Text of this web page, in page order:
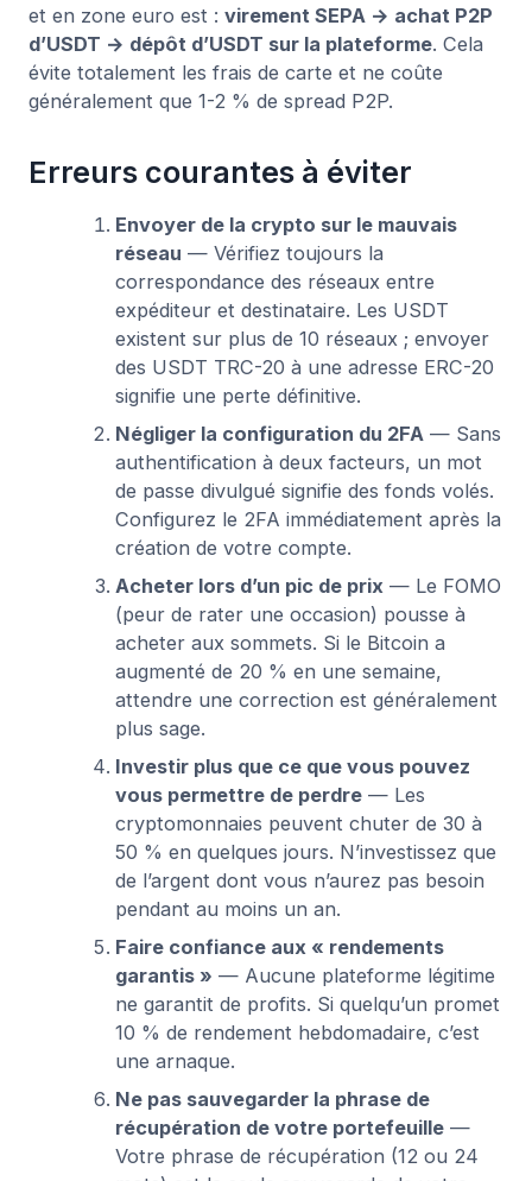
et en zone euro est : virement SEPA → achat P2P
d’USDT → dépôt d’USDT sur la plateforme. Cela
évite totalement les frais de carte et ne coûte
généralement que 1-2 % de spread P2P.
Erreurs courantes à éviter
Envoyer de la crypto sur le mauvais
réseau — Vérifiez toujours la
correspondance des réseaux entre
expéditeur et destinataire. Les USDT
existent sur plus de 10 réseaux ; envoyer
des USDT TRC-20 à une adresse ERC-20
signifie une perte définitive.
Négliger la configuration du 2FA — Sans
authentification à deux facteurs, un mot
de passe divulgué signifie des fonds volés.
Configurez le 2FA immédiatement après la
création de votre compte.
Acheter lors d’un pic de prix — Le FOMO
(peur de rater une occasion) pousse à
acheter aux sommets. Si le Bitcoin a
augmenté de 20 % en une semaine,
attendre une correction est généralement
plus sage.
Investir plus que ce que vous pouvez
vous permettre de perdre— Les
cryptomonnaies peuvent chuter de 30 à
50 % en quelques jours. N’investissez que
de l’argent dont vous n’aurez pas besoin
pendant au moins un an.
Faire confiance aux « rendements
garantis » — Aucune plateforme légitime
ne garantit de profits. Si quelqu’un promet
10 % de rendement hebdomadaire, c’est
une arnaque.
Ne pas sauvegarder la phrase de
récupération de votre portefeuille—
Votre phrase de récupération (12 ou 24